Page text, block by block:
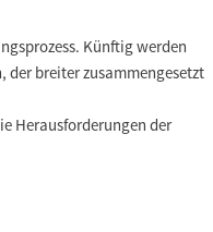
Künftig werden
breiter zusammengesetzt
Herausforderungen der